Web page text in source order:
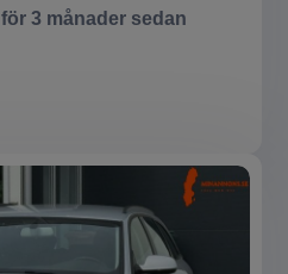
för 3 månader sedan